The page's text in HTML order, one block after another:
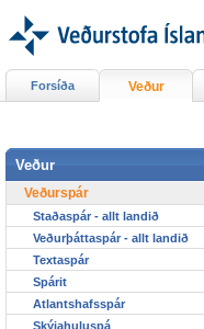
Forsíða Veður
Veður
Veðurspár
Staðaspár - allt landið
Veðurþáttaspár - allt landið
Textaspár
Spárit
Atlantshafsspár
Skýjahuluspá